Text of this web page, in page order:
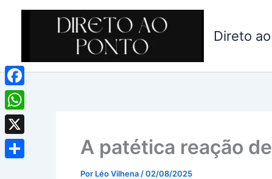
Direto
A patética reação
Por Léo Vilhena /02/08/2025
Facebook
WhatsApp
X